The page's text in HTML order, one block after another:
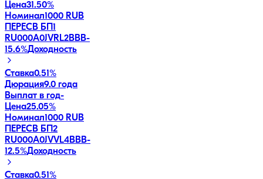
Цена31.50%
Номинал1000 RUB
ПЕРЕСВ БП1
RU000A0JVRL2BBB-
15.6%Доходность
Ставка0.51%
Дюрация9.0 года
Выплат в год-
Цена25.05%
Номинал1000 RUB
ПЕРЕСВ БП2
RU000A0JVVL4BBB-
12.5%Доходность
Ставка0.51%